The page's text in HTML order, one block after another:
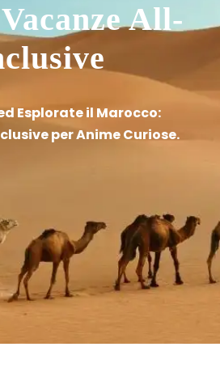
All-
Esplorate il Marocco:
per Anime Curiose.